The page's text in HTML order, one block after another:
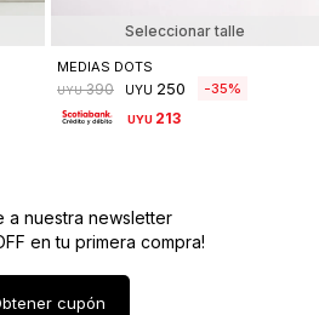
Seleccionar talle
MEDIAS DOTS
UYU 390 UYU 250 35
UYU 213
a nuestra newsletter
en tu primera compra!
cupón